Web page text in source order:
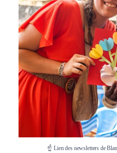
☝ Lien des newsletters de